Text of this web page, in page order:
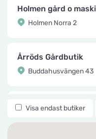
Holmen gård o
Holmen Norra 2
Årröds Gårdbutik
Buddahusvängen 43
Knuttes Djurcenter
Visa endast butiker